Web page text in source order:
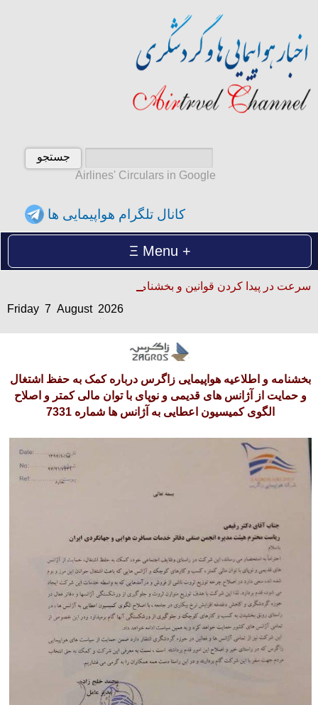
Airlines' Circulars in Google
کانال تلگرام هواپیمایی ها
Menu
سرعت در پیدا کردن قوانین و بخشنامه ها
Friday 7 August 2026
Friday 7 August 2026
بخشنامه و اطلاعیه هواپیمایی زاگرس درباره کمک به حفظ اشتغال
و حمایت از آژانس های قدیمی و نوپای با توان مالی کمتر و اصلاح
الگوی کمیسیون اعطایی به آژانس ها شماره 7331